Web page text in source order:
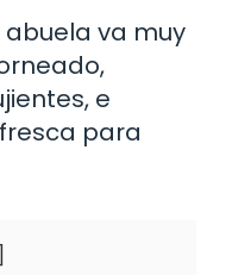
va muy
e
para